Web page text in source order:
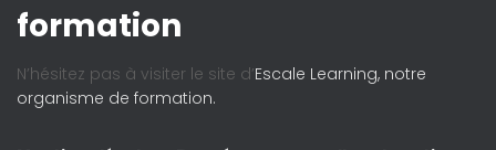
formation
N’hésitez pas à visiter le site d’Escale Learning, notre
organisme de formation.